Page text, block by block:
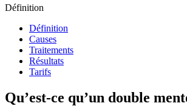
Définition
Définition
Causes
Traitements
Résultats
Tarifs
Qu’est-ce qu’un double